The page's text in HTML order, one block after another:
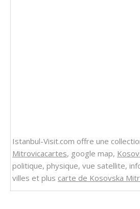
Istanbul-Visit.com offre une
Mitrovicacartes, google map,
politique, physique, vue satellite,
villes et plus carte de Kosovska